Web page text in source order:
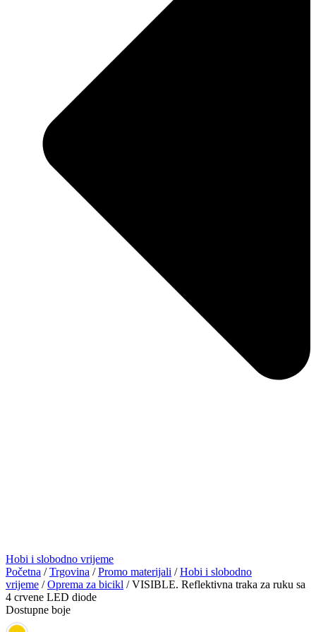
Hobi i slobodno vrijeme
Početna /Trgovina /Promo materijali /Hobi i slobodno
vrijeme /Oprema za bicikl / VISIBLE. Reflektivna traka za ruku sa
4 crvene LED diode
Dostupne boje